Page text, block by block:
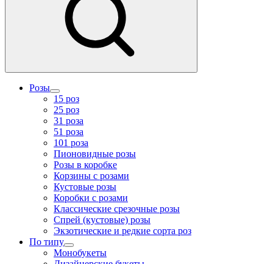
Розы
15 роз
25 роз
31 роза
51 роза
101 роза
Пионовидные розы
Розы в коробке
Корзины с розами
Кустовые розы
Коробки с розами
Классические срезочные розы
Спрей (кустовые) розы
Экзотические и редкие сорта роз
По типу
Монобукеты